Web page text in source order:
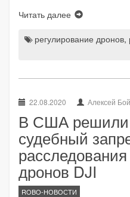
Читать далее
регулирование дронов,
22.08.2020 Алексей
В США решили
судебный
дронов DJI
ROBO-НОВОСТИ